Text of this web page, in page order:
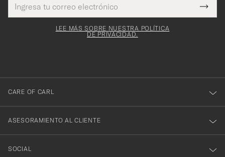
de
correo
Este
es
¡Gracias
por
suscribirte
boletín!
LEE MÁS SOBRE NUESTRA POLÍTICA
DE PRIVACIDAD.
CARE OF CARL
ASESORAMIENTO AL CLIENTE
SOCIAL